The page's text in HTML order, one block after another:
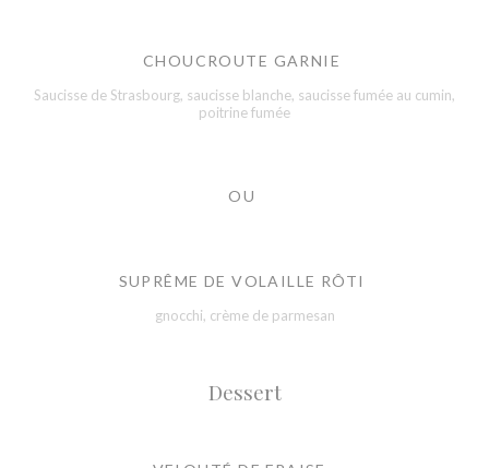
CHOUCROUTE GARNIE
Saucisse de Strasbourg, saucisse blanche, saucisse fumée au cumin,
poitrine fumée
OU
SUPRÊME DE VOLAILLE RÔTI
gnocchi, crème de parmesan
Dessert